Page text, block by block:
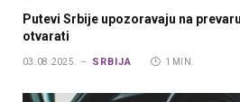
Putevi Srbije upozoravaju na
otvarati
03.08.2025. SRBIJA 1 MIN.